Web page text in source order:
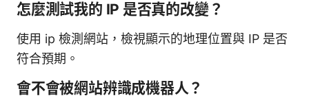
怎麼測試我的 IP 是否真的改變？
使用 ip 檢測網站，檢視顯示的地理位置與 IP 是否
符合預期。
會不會被網站辨識成機器人？